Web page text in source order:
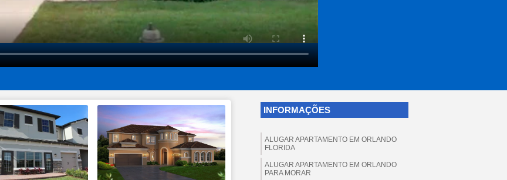
INFORMAÇÕES
ALUGAR APARTAMENTO EM ORLANDO
FLORIDA
ALUGAR APARTAMENTO EM ORLANDO
PARA MORAR